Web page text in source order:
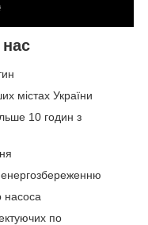
містах України
10 годин з
насоса
по